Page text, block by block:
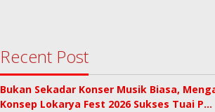
Recent Post
Bukan Sekadar Konser Musik Biasa,
Konsep Lokarya Fest 2026 Sukses Tuai P…